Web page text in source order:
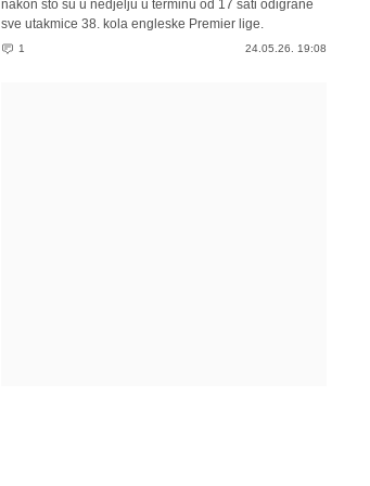
nakon što su u nedjelju u terminu od 17 sati odigrane
sve utakmice 38. kola engleske Premier lige.
1 24.05.26. 19:08